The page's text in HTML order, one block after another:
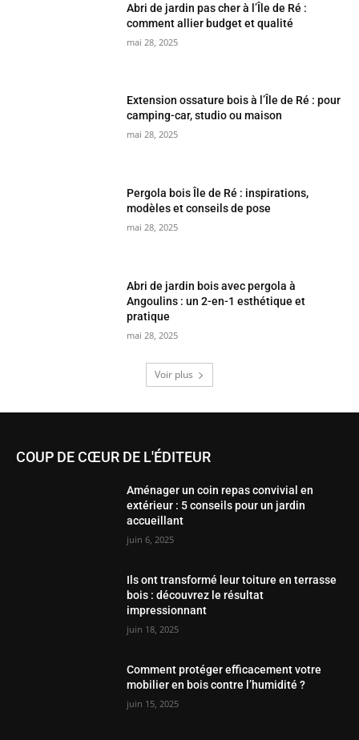
Abri de jardin pas cher à l’Île de Ré :
comment allier budget et qualité
mai 28, 2025
Extension ossature bois à l’Île de Ré : pour
camping-car, studio ou maison
mai 28, 2025
Pergola bois Île de Ré : inspirations,
modèles et conseils de pose
mai 28, 2025
Abri de jardin bois avec pergola à
Angoulins : un 2-en-1 esthétique et
pratique
mai 28, 2025
Voir plus
COUP DE CŒUR DE L'ÉDITEUR
Aménager un coin repas convivial en
extérieur : 5 conseils pour un jardin
accueillant
juin 6, 2025
Ils ont transformé leur toiture en terrasse
bois : découvrez le résultat
impressionnant
juin 18, 2025
Comment protéger efficacement votre
mobilier en bois contre l’humidité ?
juin 15, 2025